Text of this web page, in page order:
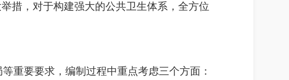
措，对于构建强大的公共卫生体系，全方位
重要要求，编制过程中重点考虑三个方面：